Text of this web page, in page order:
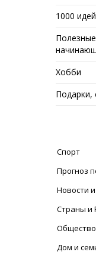
1000
Хобби
Подарки,
Спорт
Прогноз
Новости
Страны и
Общество
Дом и